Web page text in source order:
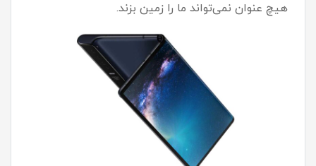
هیچ عنوان نمی‌تواند ما را زمین بزند.